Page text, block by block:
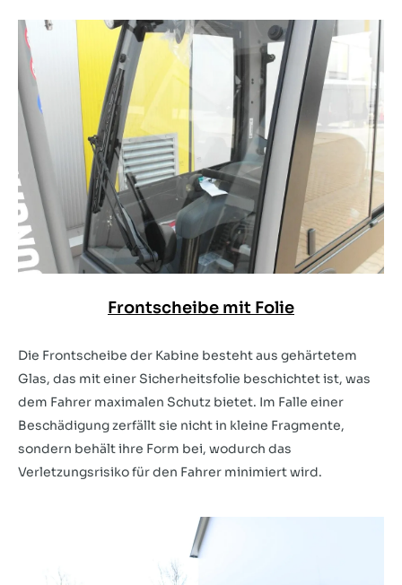
Frontscheibe mit Folie
Die Frontscheibe der Kabine besteht aus gehärtetem
Glas, das mit einer Sicherheitsfolie beschichtet ist, was
dem Fahrer maximalen Schutz bietet. Im Falle einer
Beschädigung zerfällt sie nicht in kleine Fragmente,
sondern behält ihre Form bei, wodurch das
Verletzungsrisiko für den Fahrer minimiert wird.